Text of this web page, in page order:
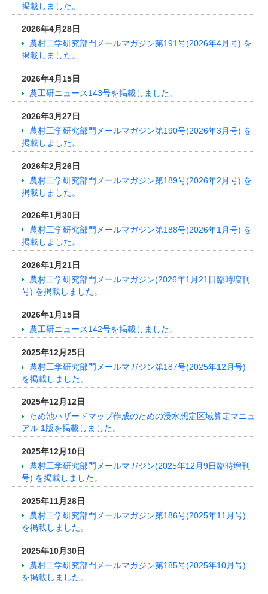
掲載しました。
2026年4月28日
農村工学研究部門メールマガジン第191号(2026年4月号) を
掲載しました。
2026年4月15日
農工研ニュース143号を掲載しました。
2026年3月27日
農村工学研究部門メールマガジン第190号(2026年3月号) を
掲載しました。
2026年2月26日
農村工学研究部門メールマガジン第189号(2026年2月号) を
掲載しました。
2026年1月30日
農村工学研究部門メールマガジン第188号(2026年1月号) を
掲載しました。
2026年1月21日
農村工学研究部門メールマガジン(2026年1月21日臨時増刊
号) を掲載しました。
2026年1月15日
農工研ニュース142号を掲載しました。
2025年12月25日
農村工学研究部門メールマガジン第187号(2025年12月号)
を掲載しました。
2025年12月12日
ため池ハザードマップ作成のための浸水想定区域算定マニュ
アル 1版を掲載しました。
2025年12月10日
農村工学研究部門メールマガジン(2025年12月9日臨時増刊
号) を掲載しました。
2025年11月28日
農村工学研究部門メールマガジン第186号(2025年11月号)
を掲載しました。
2025年10月30日
農村工学研究部門メールマガジン第185号(2025年10月号)
を掲載しました。